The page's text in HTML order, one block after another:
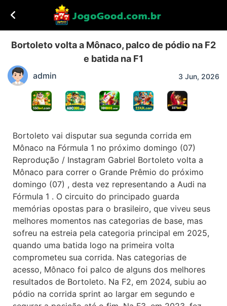
Bortoleto volta a Mônaco, palco de pódio na F2
e batida na F1
admin 3 Jun, 2026
Bortoleto vai disputar sua segunda corrida em
Mônaco na Fórmula 1 no próximo domingo (07)
Reprodução / Instagram Gabriel Bortoleto volta a
Mônaco para correr o Grande Prêmio do próximo
domingo (07) , desta vez representando a Audi na
Fórmula 1 . O circuito do principado guarda
memórias opostas para o brasileiro, que viveu seus
melhores momentos nas categorias de base, mas
sofreu na estreia pela categoria principal em 2025,
quando uma batida logo na primeira volta
comprometeu sua corrida. Nas categorias de
acesso, Mônaco foi palco de alguns dos melhores
resultados de Bortoleto. Na F2, em 2024, subiu ao
pódio na corrida sprint ao largar em segundo e